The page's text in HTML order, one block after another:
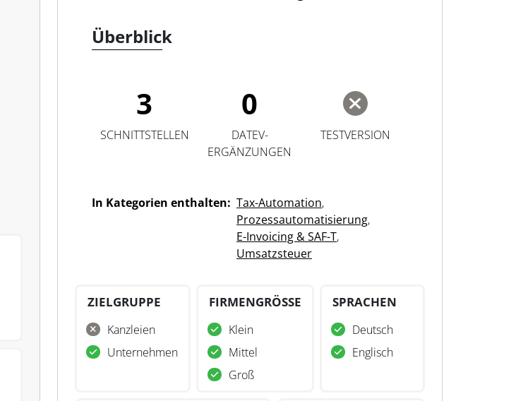
Überblick
3
SCHNITTSTELLEN
0
DATEV-
ERGÄNZUNGEN
TESTVERSION
In Kategorien enthalten: Tax-Automation,
Prozessautomatisierung,
E-Invoicing & SAF-T,
Umsatzsteuer
ZIELGRUPPE
Kanzleien
Unternehmen
FIRMENGRÖSSE
Klein
Mittel
Groß
SPRACHEN
Deutsch
Englisch